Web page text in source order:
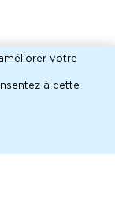
votre
à cette